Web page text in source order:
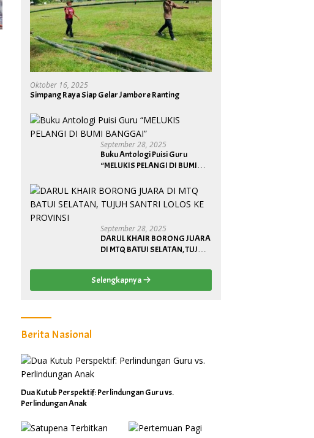
Oktober 16, 2025
Simpang Raya Siap Gelar Jambore Ranting
September 28, 2025
Buku Antologi Puisi Guru
“MELUKIS PELANGI DI BUMI
September 28, 2025
DARUL KHAIR BORONG JUARA
DI MTQ BATUI SELATAN, TUJUH
Selengkapnya
Berita Nasional
Dua Kutub Perspektif: Perlindungan Guru vs.
Perlindungan Anak